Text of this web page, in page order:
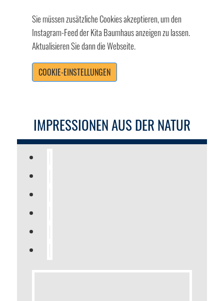
Sie müssen zusätzliche Cookies akzeptieren, um den
Instagram-Feed der Kita Baumhaus anzeigen zu lassen.
Aktualisieren Sie dann die Webseite.
COOKIE-EINSTELLUNGEN
IMPRESSIONEN AUS DER NATUR